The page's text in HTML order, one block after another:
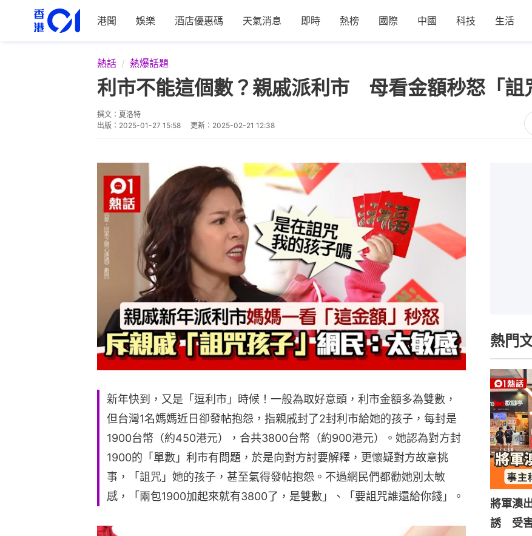
港聞 娛樂 酒店優惠碼 天氣消息 即時 熱榜 國際 中國 科技 生活
熱話 熱爆話題
利市不能這個數？親戚派利市 母看金額秒怒「詛
撰文： 夏洛特
出版： 2025-01-27 15:58 更新： 2025-02-21 12:38
新年快到，又是「逗利市」時候！一般為取好意頭，利市金額多為雙數，
但台灣1名媽媽近日卻發帖抱怨，指親戚封了2封利市給她的孩子，每封是
1900台幣（約450港元），合共3800台幣（約900港元）。她認為對方封
1900的「單數」利市有問題，於是向對方討要解釋，更懷疑對方故意挑
事，「詛咒」她的孩子，甚至氣得發帖抱怨。不過網民們都勸她別太敏
感，「兩包1900加起來就有3800了，是雙數」、「要詛咒誰還給你錢」。
熱門
將軍澳
誘 受害